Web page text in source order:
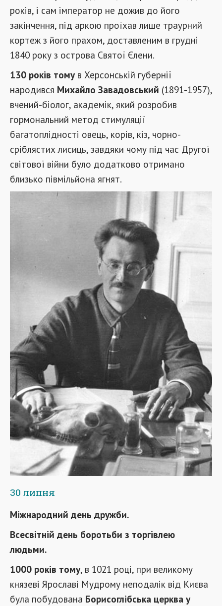
років, і сам імператор не дожив до його
закінчення, під аркою проїхав лише траурний
кортеж з його прахом, доставленим в грудні
1840 року з острова Святої Єлени.
130 років томув Херсонській губернії
народився Михайло Завадовський (1891-1957),
вчений-біолог, академік, який розробив
гормональний метод стимуляції
багатоплідності овець, корів, кіз, чорно-
сріблястих лисиць, завдяки чому під час Другої
світової війни було додатково отримано
близько півмільйона ягнят.
30 липня
Міжнародний день дружби.
Всесвітній день боротьби з торгівлею
людьми.
1000 років тому, в 1021 році, при великому
князеві Ярославі Мудрому неподалік від Києва
була побудована Борисоглібська церква у